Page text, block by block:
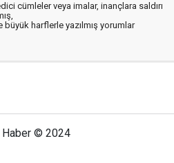
cümleler veya imalar, inançlara saldırı
büyük harflerle yazılmış yorumlar
Haber © 2024